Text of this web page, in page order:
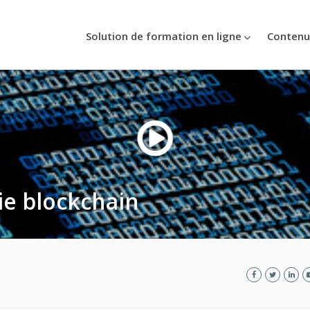
Solution de formation en ligne
blockchain